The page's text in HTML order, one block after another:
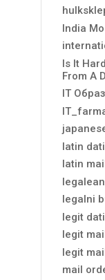
India
Is It
From A
IT
latin
latin
legalni
legit
legit
legit
mail